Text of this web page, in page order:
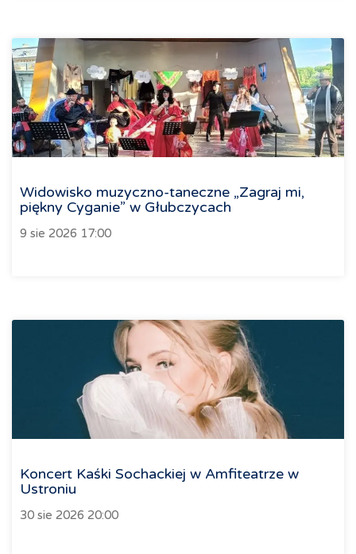
Widowisko muzyczno-taneczne „Zagraj mi,
piękny Cyganie” w Głubczycach
9 sie 2026 17:00
Koncert Kaśki Sochackiej w Amfiteatrze w
Ustroniu
30 sie 2026 20:00